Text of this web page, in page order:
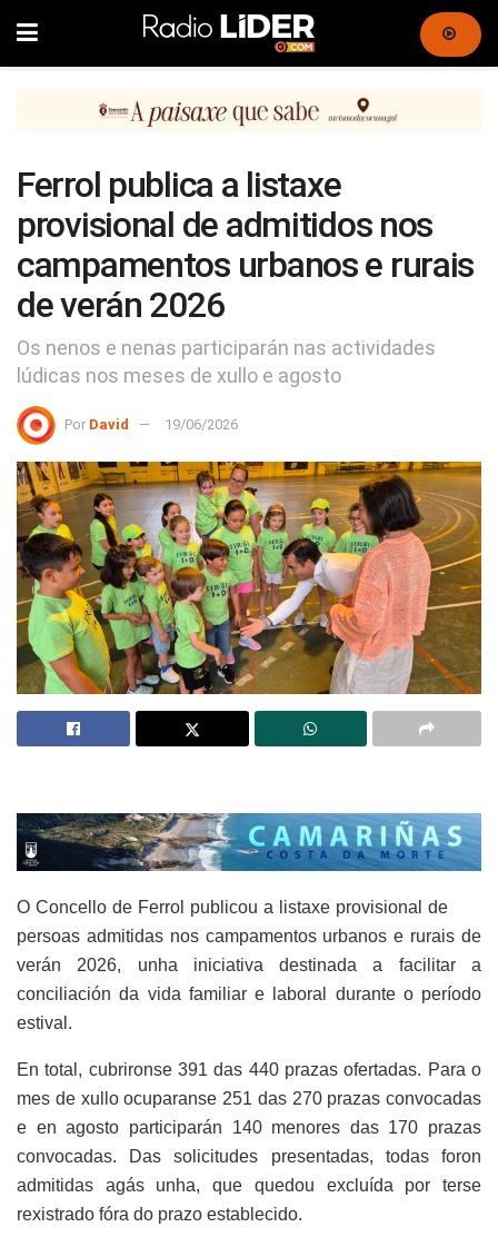
Ferrol publica a listaxe
provisional de admitidos nos
campamentos urbanos e rurais
de verán 2026
Os nenos e nenas participarán nas actividades
lúdicas nos meses de xullo e agosto
Por David 19/06/2026
O Concello de Ferrol publicou a listaxe provisional de
persoas admitidas nos campamentos urbanos e rurais de
verán 2026, unha iniciativa destinada a facilitar a
conciliación da vida familiar e laboral durante o período
estival.
En total, cubrironse 391 das 440 prazas ofertadas. Para o
mes de xullo ocuparanse 251 das 270 prazas convocadas
e en agosto participarán 140 menores das 170 prazas
convocadas. Das solicitudes presentadas, todas foron
admitidas agás unha, que quedou excluída por terse
rexistrado fóra do prazo establecido.